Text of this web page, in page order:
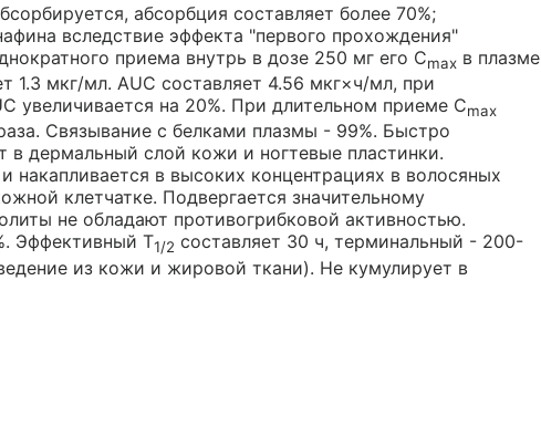
абсорбция составляет более 70%;
вследствие эффекта "первого прохождения"
приема внутрь в дозе 250 мг его Cmax в плазме
1.3 мкг/мл. AUC составляет 4.56 мкг×ч/мл, при
увеличивается на 20%. При длительном приеме Cmax
Связывание с белками плазмы - 99%. Быстро
в дермальный слой кожи и ногтевые пластинки.
накапливается в высоких концентрациях в волосяных
клетчатке. Подвергается значительному
не обладают противогрибковой активностью.
Эффективный T1/2 составляет 30 ч, терминальный - 200-
из кожи и жировой ткани). Не кумулирует в